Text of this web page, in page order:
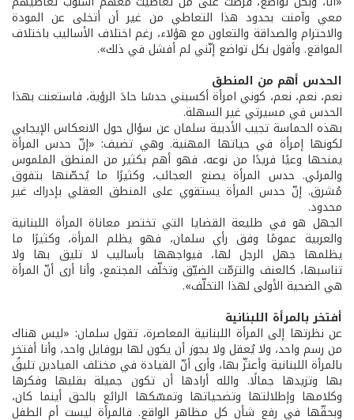
معي وآمنت بحدود هذا التعاطي من غير أن أتخلى عن المودة
والاحترام والصداقة والتعاون مع هؤلاء، رغم اختلاف الأساليب باختلاف
المواقع. وأقول بكل تواضع إنّني لم أفشل في ذلك».
الحدس أهم من المنطق
نعم، نعم، نعم، كوني امرأة أكسبني حدسًا حادَ الرؤية، فاستعنت بهذا
الحدس في مسيرتي غير السهلة.
بهذه الحماسة تجيب الأدبية سلمان عن سؤال حول الانعكاس الإيجابي
لكونها إمرأة في حياتها المهنية. وهي تضيف: «إنّ حدس المرأة
يمنحها وعيًا فريدًا من نوعه، فهو أهم بكثير من المنطق الملموس
والمرئي. حدس المرأة يصنع العجائب، وكثيرًا ما يُحصّنها بتفوق
مُشرق. إنّ حدس المرأة يستقوي على المنطق العقلي بإدراك غير
محدود.
الجهل هو في طليعة القضايا التي تختصر معاناة المرأة اللبنانية
والعربية عمومًا وفق رأي سلمان، فهو يظلم المرأة، وكثيرًا ما
يظلمها جهل الرجل لها، فيواجهها بأساليب لا تليق بها ولا
تناسبها، كالعنف والتزمّت الضيّق وتخلّف المجتمع، وأنا أرى أنّ المرأة
هي الضحية الأولى لهذا التخلّف».
أفتخر بالمرأة اللبنانية
عن نظرتها إلى المرأة اللبنانية المعاصرة، تقول سلمان: «ليس هناك
من رسم واحد، ولا يُعقل ولا يجوز أن يكون لها بروفايل واحد، وأنا أفتخر
بالمرأة اللبنانية وأعتزّ بها، وأرى أنّ القيادة في مختلف الميادين تليقُ
بها وتزيدها جمالًا. والله أرادها أن تكون جميلة بقلبها وفكرها
وكلامها وإطلالتها وتضحياتها وتمسّكها الرائع بالحق أينما كان،
وبحقّها في رفع شأن كل مظاهر الواقع. فالمرأة ليست أم الطفل